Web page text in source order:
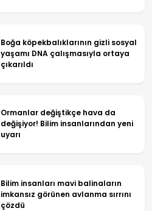
Boğa köpekbalıklarının gizli sosyal
yaşamı DNA çalışmasıyla ortaya
çıkarıldı
Ormanlar değiştikçe hava da
değişiyor! Bilim insanlarından yeni
uyarı
Bilim insanları mavi balinaların
imkansız görünen avlanma sırrını
çözdü